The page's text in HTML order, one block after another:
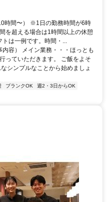
時間〜） ※1日の勤務時間が6時
を超える場合は1時間以上の休憩
は一例です。時間・...
容） メイン業務・・・ほっとも
っていただきます。 ご飯をよそ
シンプルなことから始めましょ
ブランクOK
週2・3日からOK